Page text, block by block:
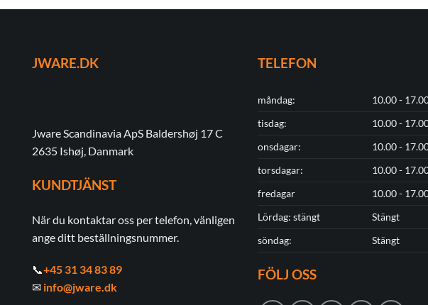
alternativen
väljas
väljas
på
JWARE.DK
Jware Scandinavia ApS Baldershøj 17 C
2635 Ishøj, Danmark
KUNDTJÄNST
När du kontaktar oss per telefon, vänligen
ange ditt beställningsnummer.
📞+45 31 34 83 89
✉ info@jware.dk
TELEFON
måndag:
10.00 -
tisdag:
10.00 -
onsdagar:
10.00 -
torsdagar:
10.00 -
fredagar
10.00 -
Lördag: stängt
Stängt
söndag:
Stängt
FÖLJ OSS